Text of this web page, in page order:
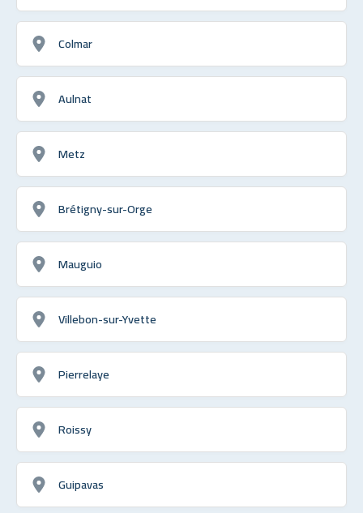
Colmar
Aulnat
Metz
Brétigny-sur-Orge
Mauguio
Villebon-sur-Yvette
Pierrelaye
Roissy
Guipavas